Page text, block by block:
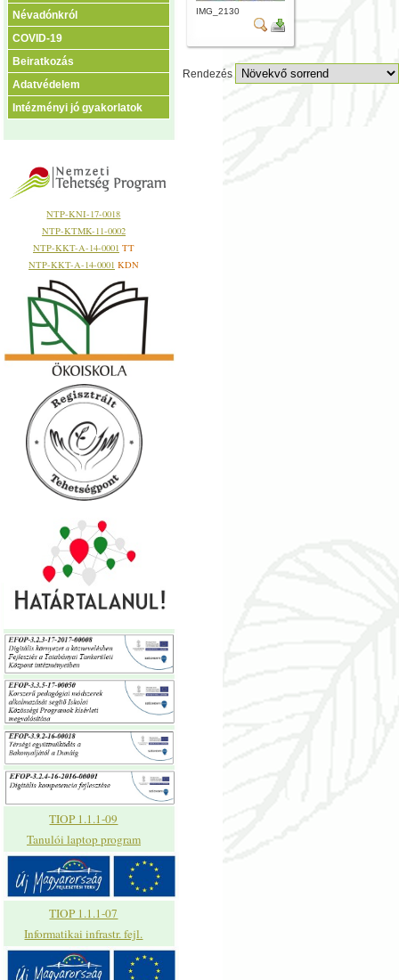
Névadónkról
COVID-19
Beiratkozás
Adatvédelem
Intézményi jó gyakorlatok
NTP-KNI-17-0018
NTP-KTMK-11-0002
NTP-KKT-A-14-0001 TT
NTP-KKT-A-14-0001 KDN
TIOP 1.1.1-09
Tanulói laptop program
TIOP 1.1.1-07
Informatikai infrastr. fejl.
IMG_2130
Rendezés